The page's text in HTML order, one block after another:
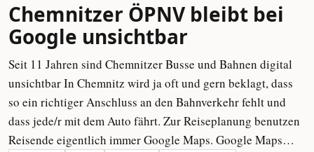
Chemnitzer ÖPNV bleibt bei
Google unsichtbar
Seit 11 Jahren sind Chemnitzer Busse und Bahnen digital
unsichtbar In Chemnitz wird ja oft und gern beklagt, dass
so ein richtiger Anschluss an den Bahnverkehr fehlt und
dass jede/r mit dem Auto fährt. Zur Reiseplanung benutzen
Reisende eigentlich immer Google Maps. Google Maps…